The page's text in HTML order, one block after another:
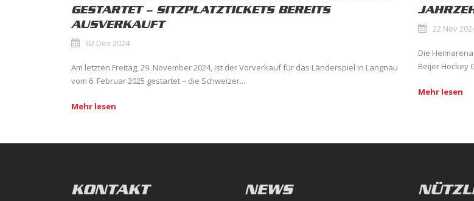
GESTARTET – SITZPLATZTICKETS BEREITS
AUSVERKAUFT
02 Dez 2024
Am letzten Freitag, 29. November 2024, ist der Vorverkauf für das Länderspiel in Langnau
vom 6. Februar 2025 gestartet – die Schweizer...
Mehr lesen
22 Nov
Die
Beijer Hockey
Mehr lesen
KONTAKT NEWS